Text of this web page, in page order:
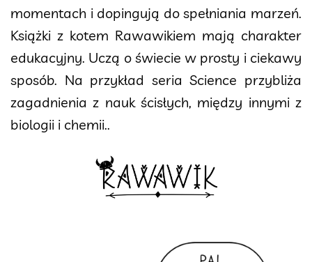
momentach i dopingują do spełniania marzeń.
Książki z kotem Rawawikiem mają charakter
edukacyjny. Uczą o świecie w prosty i ciekawy
sposób. Na przykład seria Science przybliża
zagadnienia z nauk ścisłych, między innymi z
biologii i chemii..